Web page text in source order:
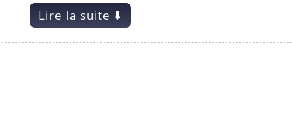
Lire la suite ⬇️